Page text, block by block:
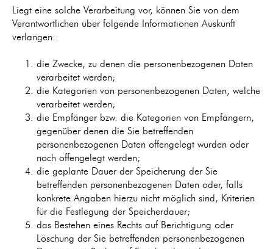
Liegt eine solche Verarbeitung vor, können Sie von dem
Verantwortlichen über folgende Informationen Auskunft
verlangen:
die Zwecke, zu denen die personenbezogenen Daten
verarbeitet werden;
die Kategorien von personenbezogenen Daten, welche
verarbeitet werden;
die Empfänger bzw. die Kategorien von Empfängern,
gegenüber denen die Sie betreffenden
personenbezogenen Daten offengelegt wurden oder
noch offengelegt werden;
die geplante Dauer der Speicherung der Sie
betreffenden personenbezogenen Daten oder, falls
konkrete Angaben hierzu nicht möglich sind, Kriterien
für die Festlegung der Speicherdauer;
das Bestehen eines Rechts auf Berichtigung oder
Löschung der Sie betreffenden personenbezogenen